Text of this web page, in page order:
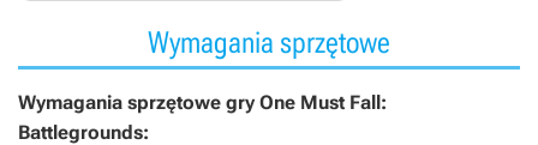
Wymagania sprzętowe
Wymagania sprzętowe gry One Must Fall:
Battlegrounds: